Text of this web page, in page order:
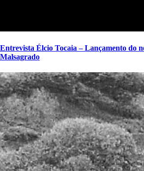
Entrevista Élcio Tocaia – Lançamento do
Malsagrado